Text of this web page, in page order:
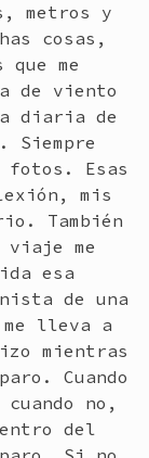
metros y
cosas,
me
de viento
diaria de
Siempre
fotos. Esas
mis
También
viaje me
esa
de una
lleva a
mientras
Cuando
no,
del